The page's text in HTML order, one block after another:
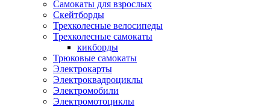
Самокаты для взрослых
Скейтборды
Трехколесные велосипеды
Трехколесные самокаты
кикборды
Трюковые самокаты
Электрокарты
Электроквадроциклы
Электромобили
Электромотоциклы